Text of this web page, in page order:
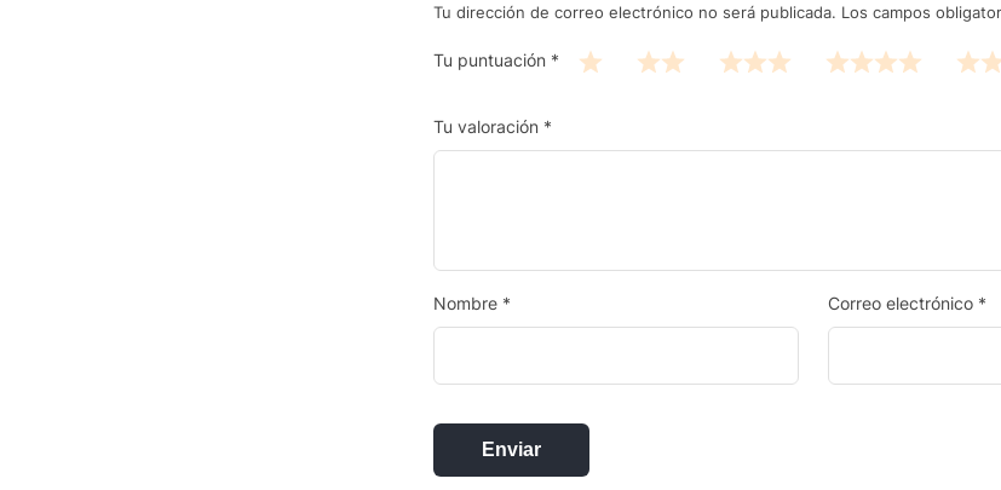
Tu dirección de correo electrónico no será publicada. Los campos
Tu puntuación *
Tu valoración *
Nombre * Correo electrónico *